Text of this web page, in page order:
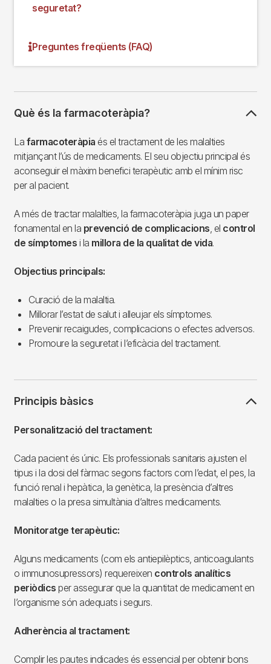
seguretat?
Preguntes freqüents (FAQ)
Què és la farmacoteràpia?
La farmacoteràpia és el tractament de les malalties
mitjançant l’ús de medicaments. El seu objectiu principal és
aconseguir el màxim benefici terapèutic amb el mínim risc
per al pacient.
A més de tractar malalties, la farmacoteràpia juga un paper
fonamental en la prevenció de complicacions , el control
de símptomes i la millora de la qualitat de vida.
Objectius principals:
Curació de la malaltia.
Millorar l’estat de salut i alleujar els símptomes.
Prevenir recaigudes, complicacions o efectes adversos.
Promoure la seguretat i l’eficàcia del tractament.
Principis bàsics
Personalització del tractament:
Cada pacient és únic. Els professionals sanitaris ajusten el
tipus i la dosi del fàrmac segons factors com l’edat, el pes, la
funció renal i hepàtica, la genètica, la presència d’altres
malalties o la presa simultània d’altres medicaments.
Monitoratge terapèutic:
Alguns medicaments (com els antiepilèptics, anticoagulants
o immunosupressors) requereixen controls analítics
periòdics per assegurar que la quantitat de medicament en
l’organisme són adequats i segurs.
Adherència al tractament:
Complir les pautes indicades és essencial per obtenir bons